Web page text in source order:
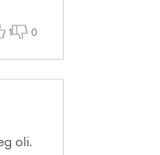
1 0
oli.